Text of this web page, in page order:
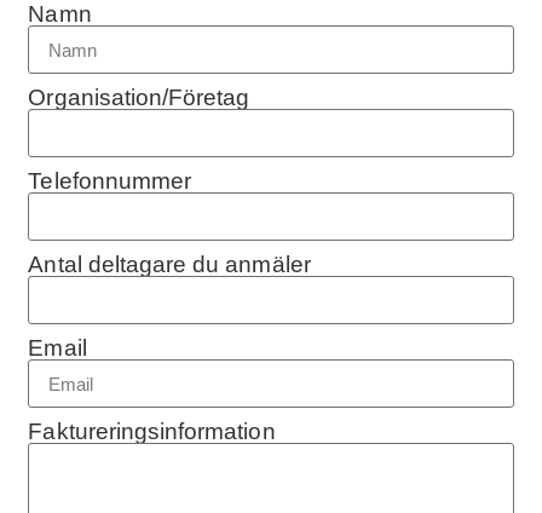
Namn
Organisation/Företag
Telefonnummer
Antal deltagare du anmäler
Email
Faktureringsinformation